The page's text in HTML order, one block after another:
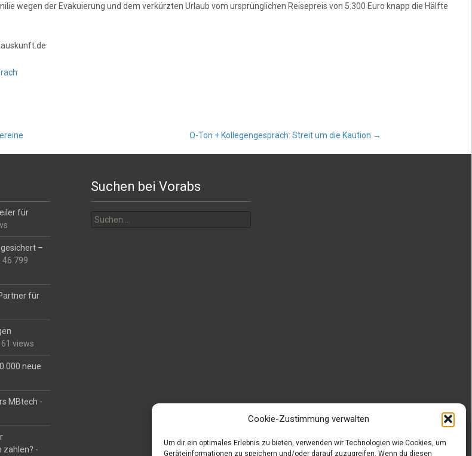
Cookie-Zustimmung verwalten
Um dir ein optimales Erlebnis zu bieten, verwenden wir Technologien wie Cookies, um
Geräteinformationen zu speichern und/oder darauf zuzugreifen. Wenn du diesen
wegen der Evakuierung und dem verkürzten Urlaub vom ursprünglichen Reisepreis von 5.300 Euro knapp die Hälfte
O-Ton + Kollegengespräch: Streit um die Kaution →
für
–
46.799
für
views
neue
MBtech -
zahlen? -
Suchen bei Vorabs
nach: